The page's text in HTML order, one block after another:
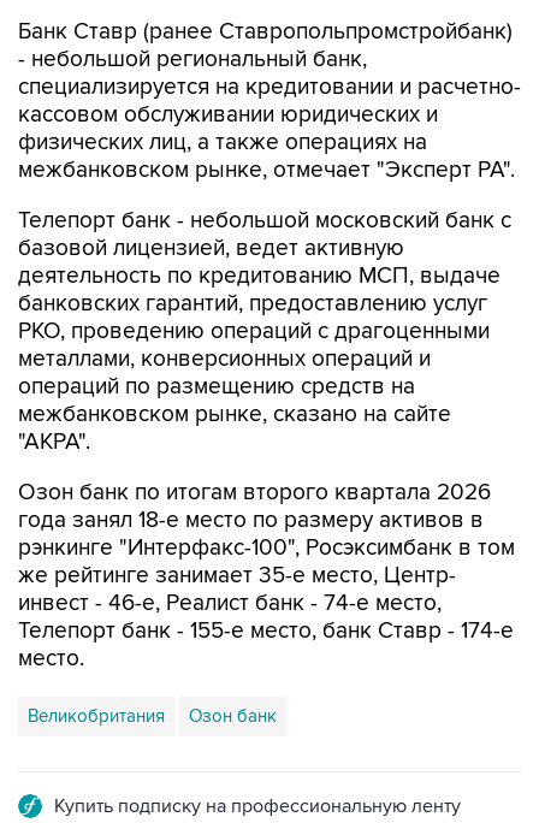
Банк Ставр (ранее Ставропольпромстройбанк)
- небольшой региональный банк,
специализируется на кредитовании и расчетно-
кассовом обслуживании юридических и
физических лиц, а также операциях на
межбанковском рынке, отмечает "Эксперт РА".
Телепорт банк - небольшой московский банк с
базовой лицензией, ведет активную
деятельность по кредитованию МСП, выдаче
банковских гарантий, предоставлению услуг
РКО, проведению операций с драгоценными
металлами, конверсионных операций и
операций по размещению средств на
межбанковском рынке, сказано на сайте
"АКРА".
Озон банк по итогам второго квартала 2026
года занял 18-е место по размеру активов в
рэнкинге "Интерфакс-100", Росэксимбанк в том
же рейтинге занимает 35-е место, Центр-
инвест - 46-е, Реалист банк - 74-е место,
Телепорт банк - 155-е место, банк Ставр - 174-е
место.
Великобритания Озон банк
Купить подписку на профессиональную ленту